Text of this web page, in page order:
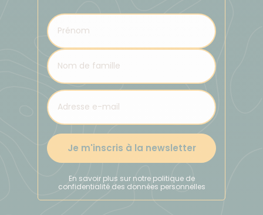
Je m'inscris à la newsletter
En savoir plus sur notre politique de
confidentialité des données personnelles